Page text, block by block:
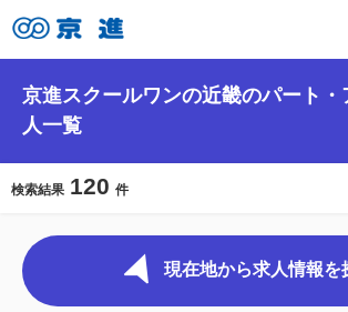
京進スクールワンの近畿のパート・
人一覧
検索結果 120 件
現在地から求人情報を